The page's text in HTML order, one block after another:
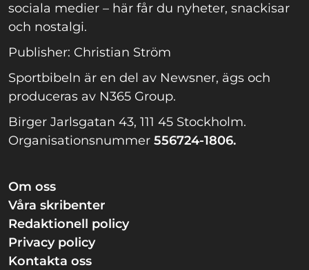
sociala medier – här får du nyheter, snackisar
och nostalgi.
Publisher: Christian Ström
Sportbibeln är en del av Newsner, ägs och
produceras av N365 Group.
Birger Jarlsgatan 43, 111 45 Stockholm.
Organisationsnummer 556724-1806.
Om oss
Våra skribenter
Redaktionell policy
Privacy policy
Kontakta oss